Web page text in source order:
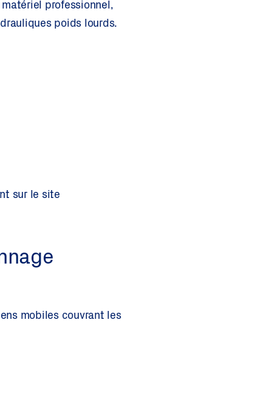
professionnel,
poids lourds.
sur le site
mobiles couvrant les